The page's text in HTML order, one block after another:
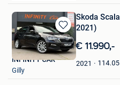
Bewaren
in
Mijn
Favorieten
Skoda
2021)
€ 11.990,-
2021
INFINITY CAR
Gilly